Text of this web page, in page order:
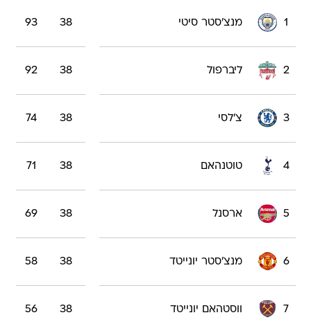
1 מנצ'סטר סיטי 38
93
2 ליברפול 38
92
3 צ'לסי 38
74
4 טוטנהאם 38
71
5 ארסנל 38
69
6 מנצ'סטר יונייטד 38
58
7 ווסטהאם יונייטד 38
56